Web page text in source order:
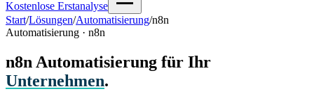
Kostenlose Erstanalyse
Start/Lösungen/Automatisierung/n8n
Automatisierung · n8n
n8n Automatisierung für Ihr
Unternehmen.